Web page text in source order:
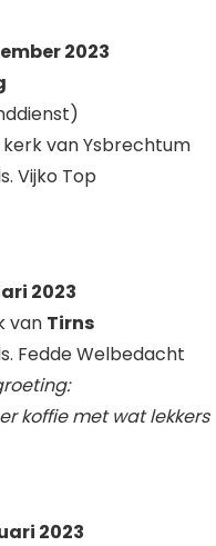
2023
kerk van Ysbrechtum
Vijko Top
2023
van Tirns
Fedde Welbedacht
koffie met wat lekkers
2023